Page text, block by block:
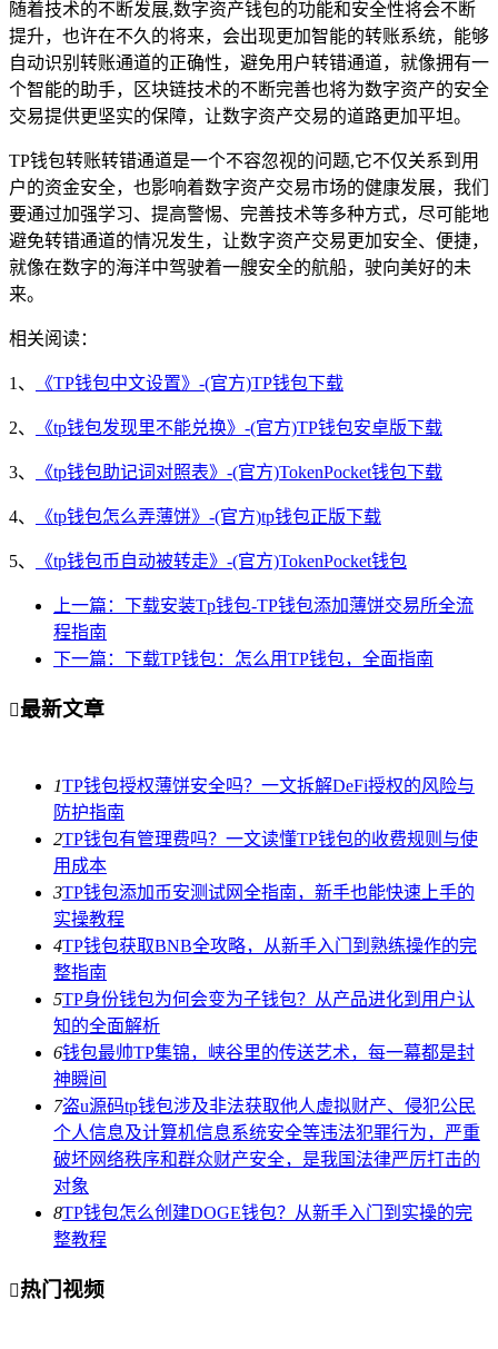
随着技术的不断发展,数字资产钱包的功能和安全性将会不断
提升，也许在不久的将来，会出现更加智能的转账系统，能够
自动识别转账通道的正确性，避免用户转错通道，就像拥有一
个智能的助手，区块链技术的不断完善也将为数字资产的安全
交易提供更坚实的保障，让数字资产交易的道路更加平坦。
TP钱包转账转错通道是一个不容忽视的问题,它不仅关系到用
户的资金安全，也影响着数字资产交易市场的健康发展，我们
要通过加强学习、提高警惕、完善技术等多种方式，尽可能地
避免转错通道的情况发生，让数字资产交易更加安全、便捷，
就像在数字的海洋中驾驶着一艘安全的航船，驶向美好的未
来。
相关阅读：
1、 《TP钱包中文设置》-(官方)TP钱包下载
2、 《tp钱包发现里不能兑换》-(官方)TP钱包安卓版下载
3、 《tp钱包助记词对照表》-(官方)TokenPocket钱包下载
4、 《tp钱包怎么弄薄饼》-(官方)tp钱包正版下载
5、 《tp钱包币自动被转走》-(官方)TokenPocket钱包
上一篇：下载安装Tp钱包-TP钱包添加薄饼交易所全流
程指南
下一篇：下载TP钱包：怎么用TP钱包，全面指南
最新文章
1TP钱包授权薄饼安全吗？一文拆解DeFi授权的风险与
防护指南
2TP钱包有管理费吗？一文读懂TP钱包的收费规则与使
用成本
3TP钱包添加币安测试网全指南，新手也能快速上手的
实操教程
4TP钱包获取BNB全攻略，从新手入门到熟练操作的完
整指南
5TP身份钱包为何会变为子钱包？从产品进化到用户认
知的全面解析
6钱包最帅TP集锦，峡谷里的传送艺术，每一幕都是封
神瞬间
7盗u源码tp钱包涉及非法获取他人虚拟财产、侵犯公民
个人信息及计算机信息系统安全等违法犯罪行为，严重
破坏网络秩序和群众财产安全，是我国法律严厉打击的
对象
8TP钱包怎么创建DOGE钱包？从新手入门到实操的完
整教程
热门视频